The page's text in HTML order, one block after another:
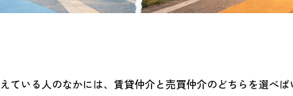
ている人のなかには、賃貸仲介と売買仲介のどちらを選べば